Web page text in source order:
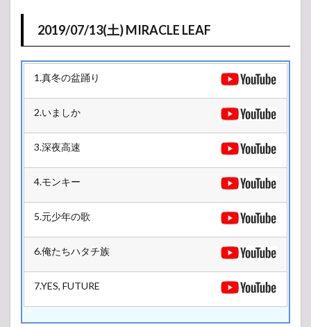
2019/07/13(土) MIRACLE LEAF
1.真冬の盆踊り
2.いましか
3.深夜高速
4.モンキー
5.元少年の歌
6.俺たちハタチ族
7.YES, FUTURE